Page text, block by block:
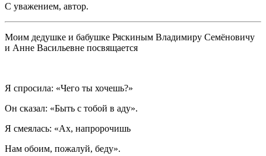
С уважением, автор.
Моим дедушке и бабушке Ряскиным Владимиру Семёновичу
и Анне Васильевне посвящается
Я спросила: «Чего ты хочешь?»
Он сказал: «Быть с тобой в аду».
Я смеялась: «Ах, напророчишь
Нам обоим, пожалуй, беду».